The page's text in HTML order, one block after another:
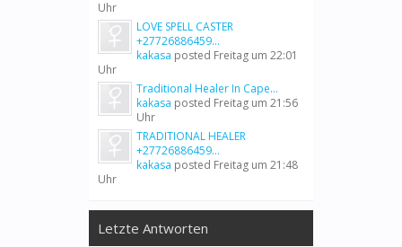
Uhr
LOVE SPELL CASTER
+27726886459...
kakasa posted Freitag um 22:01
Uhr
Traditional Healer In Cape...
kakasa posted Freitag um 21:56
Uhr
TRADITIONAL HEALER
+27726886459...
kakasa posted Freitag um 21:48
Uhr
Letzte Antworten